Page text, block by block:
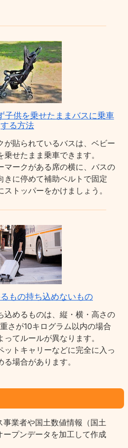
子供を乗せたままバスに乗車
する方法
が貼られているバスは、ベビー
せたまま乗車できます。
マークがある席の横に、バスの
きに停めて補助ベルトで固定
トッパーをかけましょう。
もの持ち込めないもの
込めるものは、縦・横・高さの
さが10キログラム以内の場合
てルールが異なります。
ットキャリーなどに完全に入っ
場合があります。
業者や国土数値情報（国土
ープンデータを加工して作成